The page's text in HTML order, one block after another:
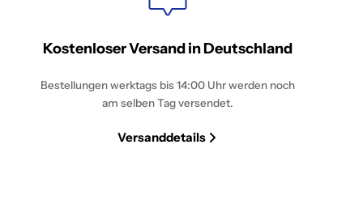
Kostenloser Versand in Deutschland
Bestellungen werktags bis 14:00 Uhr werden noch
am selben Tag versendet.
Versanddetails